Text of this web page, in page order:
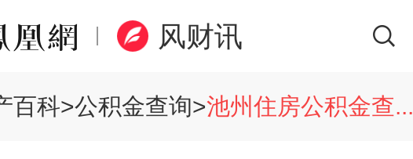
风财讯
百科>公积金查询>池州住房公积金查...